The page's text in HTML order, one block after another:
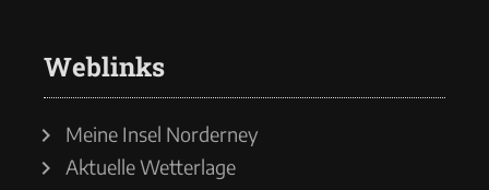
Weblinks
Meine Insel Norderney
Aktuelle Wetterlage